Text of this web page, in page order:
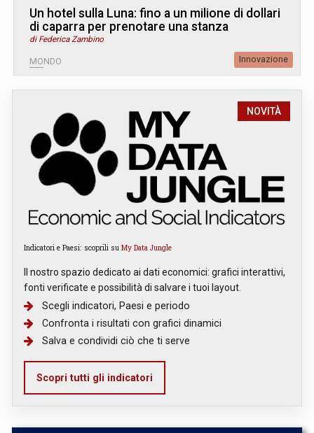
Un hotel sulla Luna: fino a un milione di dollari
di caparra per prenotare una stanza
di Federica Zambino
MONDO Innovazione
NOVITÀ
Indicatori e Paesi: scoprili su My Data Jungle
Il nostro spazio dedicato ai dati economici: grafici interattivi,
fonti verificate e possibilità di salvare i tuoi layout.
Scegli indicatori, Paesi e periodo
Confronta i risultati con grafici dinamici
Salva e condividi ciò che ti serve
Scopri tutti gli indicatori